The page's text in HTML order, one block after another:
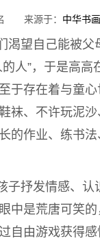
来源于： 中华书
望自己能被父
人”，于是高
于存在着与童
袜、不许玩泥
的作业、练书
抒发情感、认
中是荒唐可笑
自由游戏获得